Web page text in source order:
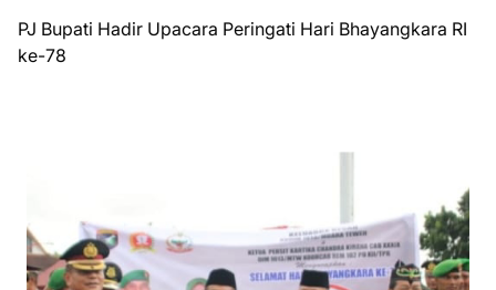
PJ Bupati Hadir Upacara Peringati Hari Bhayangkara RI
ke-78